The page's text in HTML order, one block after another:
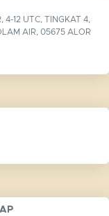
4-12 UTC, TINGKAT 4,
AIR, 05675 ALOR